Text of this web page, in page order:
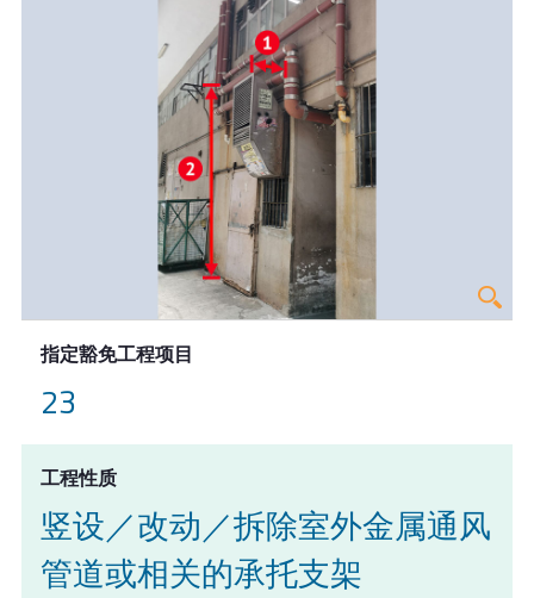
指定豁免工程项目
23
工程性质
竖设／改动／拆除室外金属通风
管道或相关的承托支架